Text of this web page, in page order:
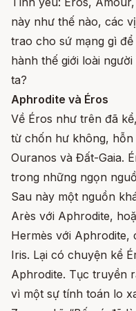
này như thế nào, các
trao cho sứ mạng gì
hành thế giới loài
ta?
Aphrodite và Éros
Về Éros như trên đã
từ chốn hư không, hỗn
Ouranos và Đất-Gaia.
trong những ngọn
Sau này một nguồn
Arès với Aphrodite,
Hermès với Aphrodite,
Iris. Lại có chuyện kể
Aphrodite. Tục truyền
vì một sự tính toán lo